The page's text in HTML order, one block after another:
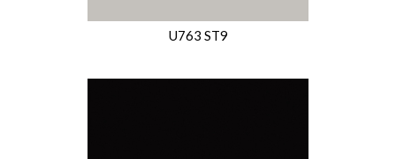
U763 ST9